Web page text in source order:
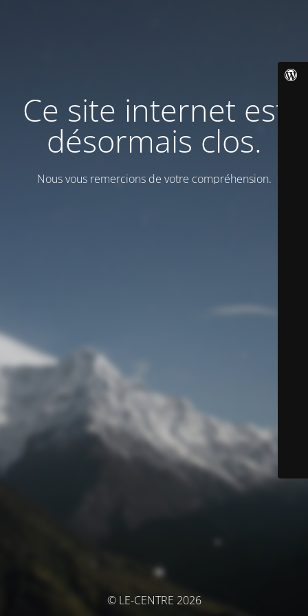
Ce site internet est
désormais clos.
Nous vous remercions de votre compréhension.
© LE-CENTRE 2026